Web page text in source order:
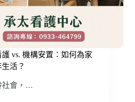
護 vs. 機構安置：如何為家
活？
社會，…